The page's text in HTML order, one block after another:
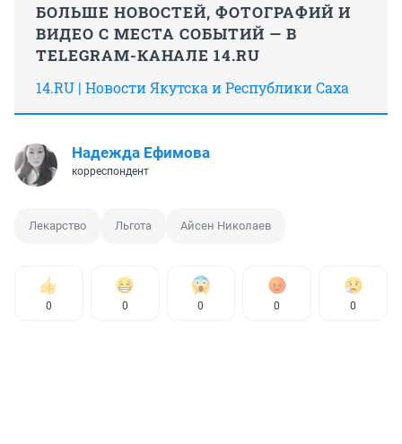
БОЛЬШЕ НОВОСТЕЙ, ФОТОГРАФИЙ И
ВИДЕО С МЕСТА СОБЫТИЙ — В
TELEGRAM-КАНАЛЕ 14.RU
14.RU | Новости Якутска и Республики Саха
Надежда Ефимова
корреспондент
Лекарство Льгота Айсен Николаев
0 0 0 0 0